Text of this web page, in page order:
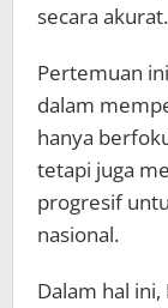
secara akurat.
Pertemuan
dalam
hanya
tetapi juga
progresif
nasional.
Dalam hal